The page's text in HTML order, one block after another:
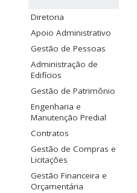
Diretoria
Apoio Administrativo
Gestão de Pessoas
Administração de
Edifícios
Gestão de Patrimônio
Engenharia e
Manutenção Predial
Contratos
Gestão de Compras e
Licitações
Gestão Financeira e
Orçamentária